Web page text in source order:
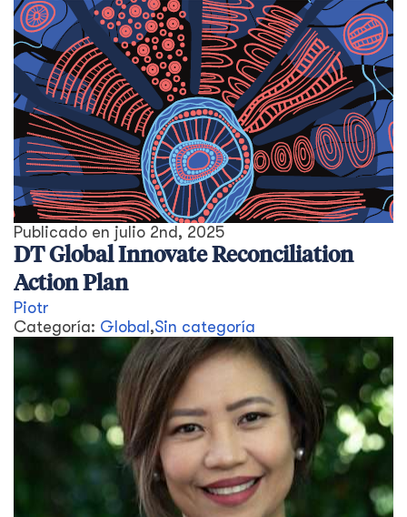
Publicado en julio 2nd, 2025
DT Global Innovate Reconciliation
Action Plan
Piotr
Categoría: Global ,Sin categoría